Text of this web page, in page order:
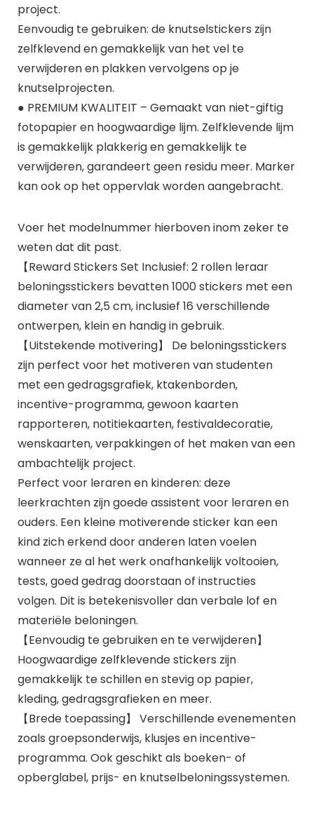
project.
Eenvoudig te gebruiken: de knutselstickers zijn
zelfklevend en gemakkelijk van het vel te
verwijderen en plakken vervolgens op je
knutselprojecten.
● PREMIUM KWALITEIT – Gemaakt van niet-giftig
fotopapier en hoogwaardige lijm. Zelfklevende lijm
is gemakkelijk plakkerig en gemakkelijk te
verwijderen, garandeert geen residu meer. Marker
kan ook op het oppervlak worden aangebracht.
Voer het modelnummer hierboven inom zeker te
weten dat dit past.
【Reward Stickers Set Inclusief: 2 rollen leraar
beloningsstickers bevatten 1000 stickers met een
diameter van 2,5 cm, inclusief 16 verschillende
ontwerpen, klein en handig in gebruik.
【Uitstekende motivering】 De beloningsstickers
zijn perfect voor het motiveren van studenten
met een gedragsgrafiek, ktakenborden,
incentive-programma, gewoon kaarten
rapporteren, notitiekaarten, festivaldecoratie,
wenskaarten, verpakkingen of het maken van een
ambachtelijk project.
Perfect voor leraren en kinderen: deze
leerkrachten zijn goede assistent voor leraren en
ouders. Een kleine motiverende sticker kan een
kind zich erkend door anderen laten voelen
wanneer ze al het werk onafhankelijk voltooien,
tests, goed gedrag doorstaan of instructies
volgen. Dit is betekenisvoller dan verbale lof en
materiële beloningen.
【Eenvoudig te gebruiken en te verwijderen】
Hoogwaardige zelfklevende stickers zijn
gemakkelijk te schillen en stevig op papier,
kleding, gedragsgrafieken en meer.
【Brede toepassing】 Verschillende evenementen
zoals groepsonderwijs, klusjes en incentive-
programma. Ook geschikt als boeken- of
opberglabel, prijs- en knutselbeloningssystemen.